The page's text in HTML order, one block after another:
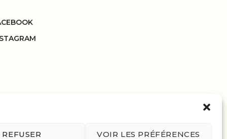
REFUSER VOIR LES PRÉFÉRENCES